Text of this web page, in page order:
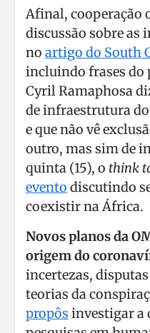
Afinal, cooperação
discussão sobre as
no artigo do South
incluindo frases do
Cyril Ramaphosa
de infraestrutura
e que não vê
outro, mas sim de
quinta (15), o think
evento discutindo
coexistir na África.
Novos planos da
origem do
incertezas,
teorias da
propôs investigar a